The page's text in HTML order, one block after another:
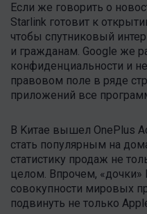
Если же говорить о
Starlink готовит к
чтобы спутниковый
и гражданам. Google же
конфиденциальности и
правовом поле в ряде
приложений все
В Kитае вышел OnePlus
стать популярным на
статистику продаж не
целом. Впрочем, «дочки»
совокупности мировых
подвинуть не только